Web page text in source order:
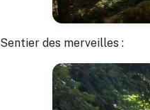
Sentier des merveilles :